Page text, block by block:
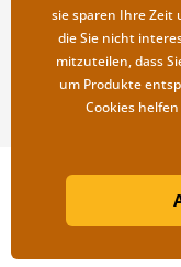
sie sparen Ihre Zeit
die Sie nicht
mitzuteilen, dass
um Produkte
Cookies